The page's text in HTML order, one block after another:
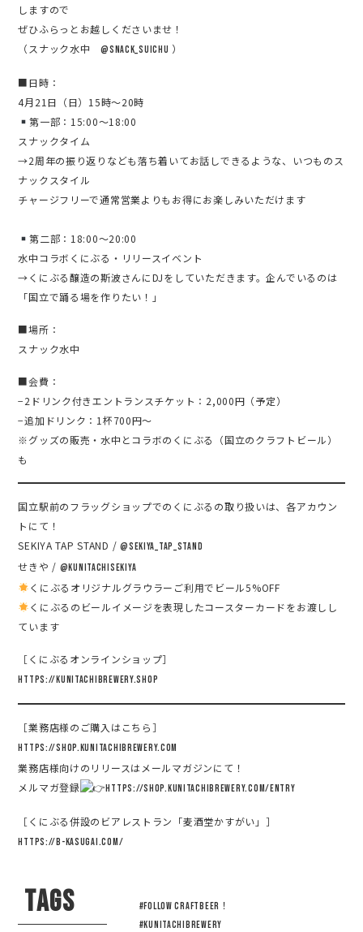
しますので
ぜひふらっとお越しくださいませ！
（スナック水中@snack_suichu ）
■日時：
4月21日（日）15時〜20時
第一部：15:00〜18:00
スナックタイム
→2周年の振り返りなども落ち着いてお話しできるような、いつものス
ナックスタイル
チャージフリーで通常営業よりもお得にお楽しみいただけます
第二部：18:00〜20:00
水中コラボくにぶる・リリースイベント
→くにぶる醸造の斯波さんにDJをしていただきます。企んでいるのは
「国立で踊る場を作りたい！」
■場所：
スナック水中
■会費：
−2ドリンク付きエントランスチケット：2,000円（予定）
−追加ドリンク：1杯700円〜
※グッズの販売・水中とコラボのくにぶる（国立のクラフトビール）
も
国立駅前のフラッグショップでのくにぶるの取り扱いは、各アカウン
トにて！
SEKIYA TAP STAND /@sekiya_tap_stand
せきや / @kunitachisekiya
くにぶるオリジナルグラウラーご利用でビール5%OFF
くにぶるのビールイメージを表現したコースターカードをお渡しし
ています
［くにぶるオンラインショップ］
https://kunitachibrewery.shop
［業務店様のご購入はこちら］
https://shop.kunitachibrewery.com
業務店様向けのリリースはメールマガジンにて！
メルマガ登録
https://shop.kunitachibrewery.com/entry
［くにぶる併設のビアレストラン「麦酒堂かすがい」］
https://b-kasugai.com/
TAGS
#Follow Craftbeer！
#KUNITACHIBREWERY